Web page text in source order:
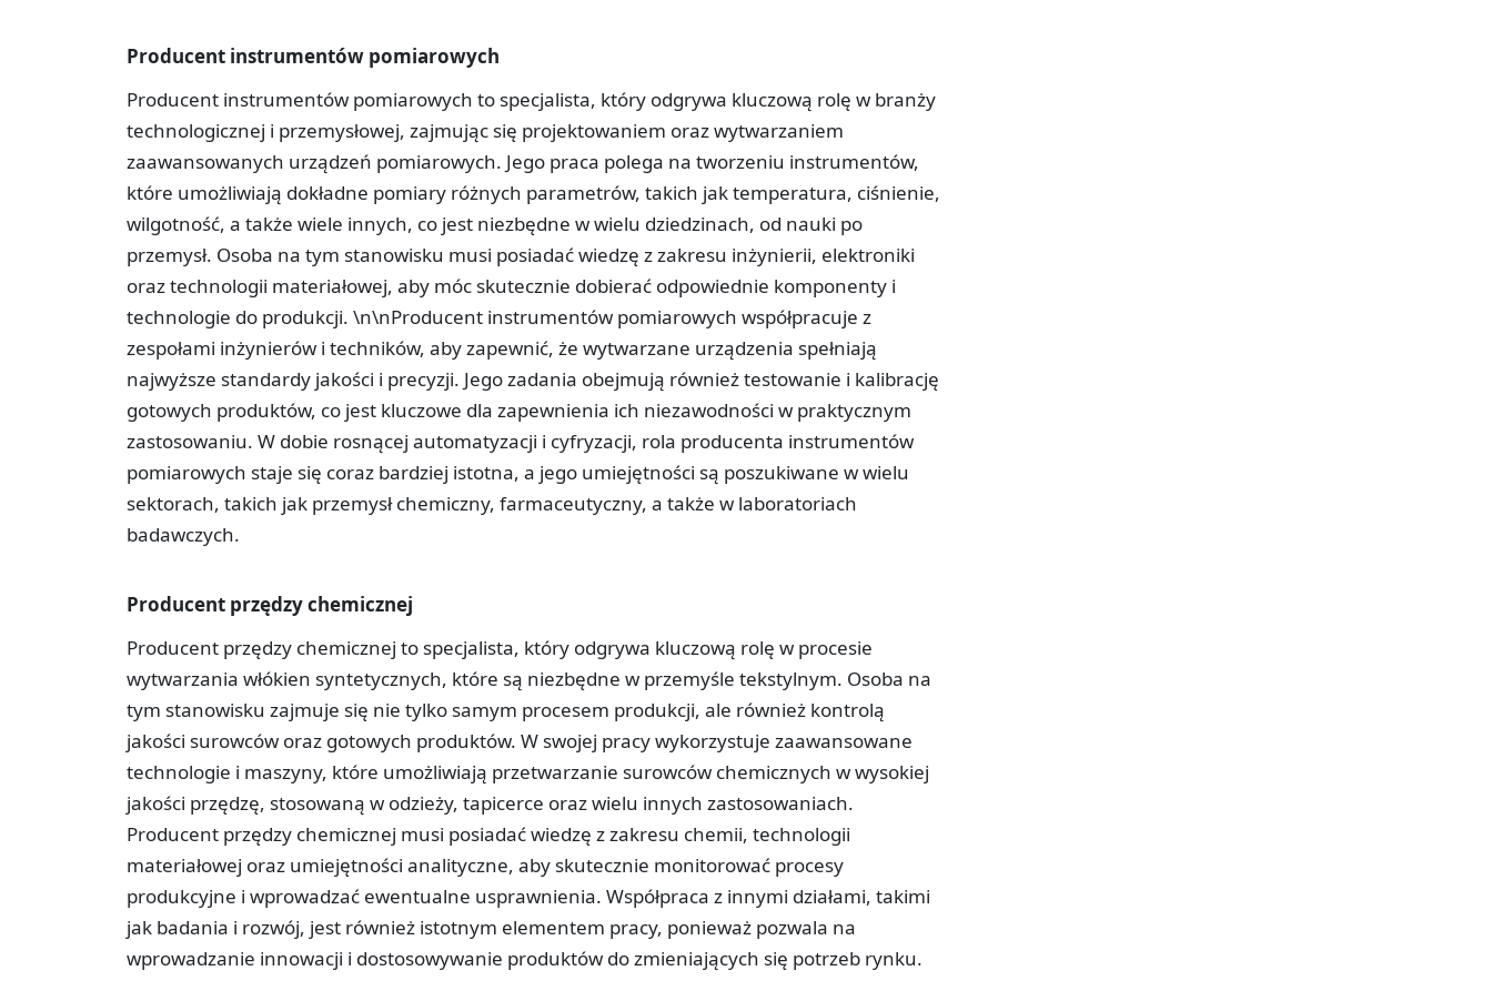
Producent instrumentów pomiarowych
Producent instrumentów pomiarowych to specjalista, który odgrywa kluczową rolę w branży
technologicznej i przemysłowej, zajmując się projektowaniem oraz wytwarzaniem
zaawansowanych urządzeń pomiarowych. Jego praca polega na tworzeniu instrumentów,
które umożliwiają dokładne pomiary różnych parametrów, takich jak temperatura, ciśnienie,
wilgotność, a także wiele innych, co jest niezbędne w wielu dziedzinach, od nauki po
przemysł. Osoba na tym stanowisku musi posiadać wiedzę z zakresu inżynierii, elektroniki
oraz technologii materiałowej, aby móc skutecznie dobierać odpowiednie komponenty i
technologie do produkcji. \n\nProducent instrumentów pomiarowych współpracuje z
zespołami inżynierów i techników, aby zapewnić, że wytwarzane urządzenia spełniają
najwyższe standardy jakości i precyzji. Jego zadania obejmują również testowanie i kalibrację
gotowych produktów, co jest kluczowe dla zapewnienia ich niezawodności w praktycznym
zastosowaniu. W dobie rosnącej automatyzacji i cyfryzacji, rola producenta instrumentów
pomiarowych staje się coraz bardziej istotna, a jego umiejętności są poszukiwane w wielu
sektorach, takich jak przemysł chemiczny, farmaceutyczny, a także w laboratoriach
badawczych.
Producent przędzy chemicznej
Producent przędzy chemicznej to specjalista, który odgrywa kluczową rolę w procesie
wytwarzania włókien syntetycznych, które są niezbędne w przemyśle tekstylnym. Osoba na
tym stanowisku zajmuje się nie tylko samym procesem produkcji, ale również kontrolą
jakości surowców oraz gotowych produktów. W swojej pracy wykorzystuje zaawansowane
technologie i maszyny, które umożliwiają przetwarzanie surowców chemicznych w wysokiej
jakości przędzę, stosowaną w odzieży, tapicerce oraz wielu innych zastosowaniach.
Producent przędzy chemicznej musi posiadać wiedzę z zakresu chemii, technologii
materiałowej oraz umiejętności analityczne, aby skutecznie monitorować procesy
produkcyjne i wprowadzać ewentualne usprawnienia. Współpraca z innymi działami, takimi
jak badania i rozwój, jest również istotnym elementem pracy, ponieważ pozwala na
wprowadzanie innowacji i dostosowywanie produktów do zmieniających się potrzeb rynku.